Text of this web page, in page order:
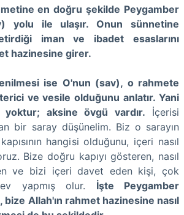
en doğru şekilde Peygamber
yolu ile ulaşır. Onun sünnetine
iman ve ibadet esaslarını
hazinesine girer.
ise O'nun (sav), o rahmete
ve vesile olduğunu anlatır. Yani
yoktur; aksine övgü vardır. İçerisi
bir saray düşünelim. Biz o sarayın
hangisi olduğunu, içeri nasıl
Bize doğru kapıyı gösteren, nasıl
ve bizi içeri davet eden kişi, çok
yapmış olur. İşte Peygamber
Allah'ın rahmet hazinesine nasıl